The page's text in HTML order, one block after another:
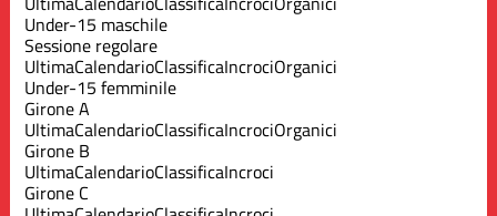
Under-15 maschile
Sessione regolare
UltimaCalendarioClassificaIncrociOrganici
Under-15 femminile
Girone A
UltimaCalendarioClassificaIncrociOrganici
Girone B
UltimaCalendarioClassificaIncroci
Girone C